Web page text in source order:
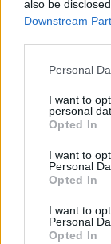
also be
Downstream
Personal
I want to
personal
Opted In
I want to
Personal
Opted In
I want to
Personal
Opted In
Žinios |
Savaitės
Žinios | Orai
V. Zalužno
Ukrainos
Laidos | Nauja